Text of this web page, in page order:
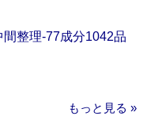
整理‐77成分1042品
もっと見る »